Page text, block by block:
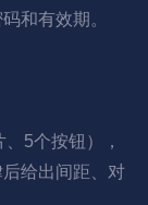
和有效期。
5个按钮），
给出间距、对